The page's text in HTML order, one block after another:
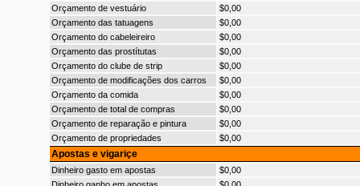
Orçamento de vestuário
$0,00
Orçamento das tatuagens
$0,00
Orçamento do cabeleireiro
$0,00
Orçamento das prostítutas
$0,00
Orçamento do clube de strip
$0,00
Orçamento de modificações dos carros
$0,00
Orçamento da comida
$0,00
Orçamento de total de compras
$0,00
Orçamento de reparação e pintura
$0,00
Orçamento de propriedades
$0,00
Apostas e vigariçe
Dinheiro gasto em apostas
$0,00